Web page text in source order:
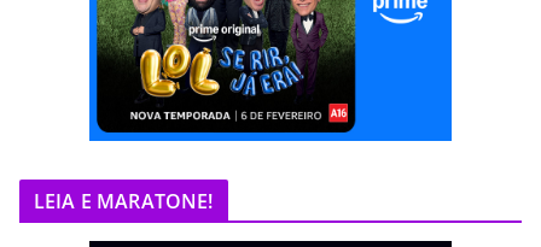
LEIA E MARATONE!